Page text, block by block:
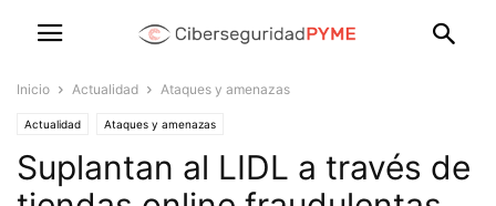
Inicio Actualidad Ataques y amenazas
Actualidad Ataques y amenazas
Suplantan al LIDL a través de